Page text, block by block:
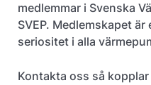
medlemmar i Svenska
SVEP. Medlemskapet
seriositet i alla
Kontakta oss så